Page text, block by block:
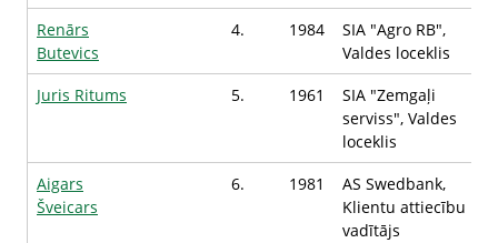
Renārs
Butevics
4. 1984
SIA "Agro RB",
Valdes loceklis
Juris Ritums
5. 1961
SIA "Zemgaļi
serviss", Valdes
loceklis
Aigars
Šveicars
6. 1981
AS Swedbank,
Klientu attiecību
vadītājs